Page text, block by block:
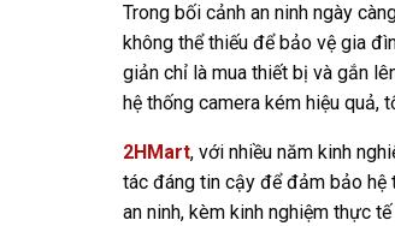
Trong bối cảnh an ninh ngày
không thể thiếu để bảo vệ gia
giản chỉ là mua thiết bị và gắn
hệ thống camera kém hiệu quả,
2HMart, với nhiều năm kinh
tác đáng tin cậy để đảm bảo hệ
an ninh, kèm kinh nghiệm thực